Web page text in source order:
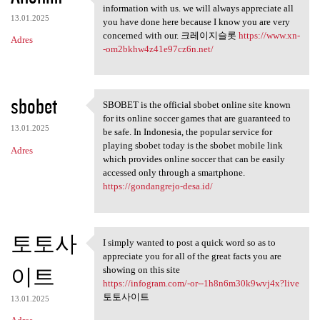
13.01.2025
Adres
Thank you because you have
information with us. we will always appreciate all
you have done here because I know you are very
concerned with our. 크레이지슬롯 https://www.xn-
-om2bkhw4z41e97cz6n.net/
sbobet
13.01.2025
Adres
SBOBET is the official sbobet
SBOBET is the official sbobet online site known
for its online soccer games that are guaranteed to
be safe. In Indonesia, the popular service for
playing sbobet today is the sbobet mobile link
which provides online soccer that can be easily
accessed only through a smartphone.
https://gondangrejo-desa.id/
토토사
이트
13.01.2025
I simply wanted to post a
I simply wanted to post a quick word so as to
appreciate you for all of the great facts you are
showing on this site
https://infogram.com/-or--1h8n6m30k9wvj4x?live
토토사이트